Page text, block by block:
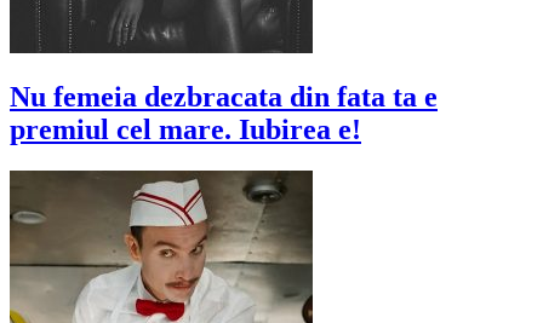
Nu femeia dezbracata din fata ta e
premiul cel mare. Iubirea e!